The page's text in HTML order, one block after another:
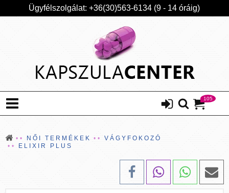
Ügyfélszolgálat: +36(30)563-6134 (9 - 14 óráig)
105
NŐI TERMÉKEK
VÁGYFOKOZÓ
ELIXIR PLUS